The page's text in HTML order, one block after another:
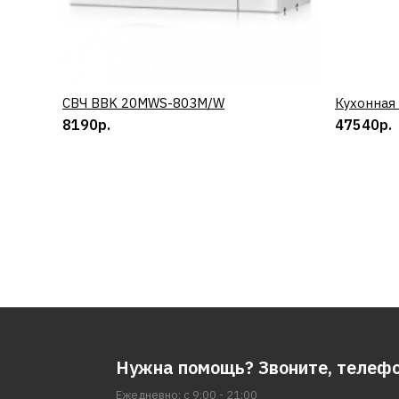
КУПИТЬ
СВЧ BBK 20MWS-803M/W
8190р.
Кухонная
47540р.
Нужна помощь? Звоните,
Ежедневно: с 9:00 - 21:00